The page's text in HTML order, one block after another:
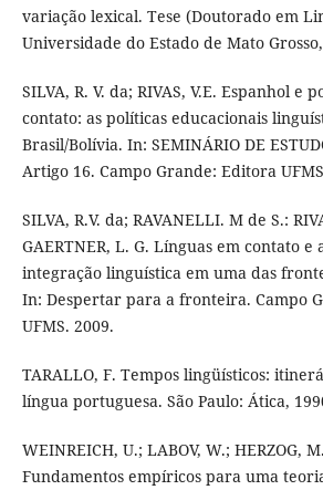
variação lexical. Tese (Doutorado em
Universidade do Estado de Mato
SILVA, R. V. da; RIVAS, V.E. Espanhol e
contato: as políticas educacionais
Brasil/Bolívia. In: SEMINÁRIO DE
Artigo 16. Campo Grande: Editora
SILVA, R.V. da; RAVANELLI. M de S.:
GAERTNER, L. G. Línguas em contato e
integração linguística em uma das
In: Despertar para a fronteira. Campo
UFMS. 2009.
TARALLO, F. Tempos lingüísticos:
língua portuguesa. São Paulo: Ática,
WEINREICH, U.; LABOV, W.; HERZOG,
Fundamentos empíricos para uma